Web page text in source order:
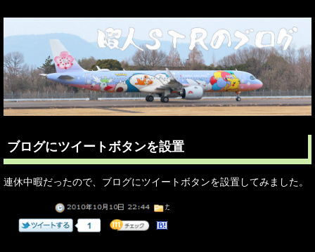
ブログにツイートボタンを設置
連休中暇だったので、ブログにツイートボタンを設置してみました。